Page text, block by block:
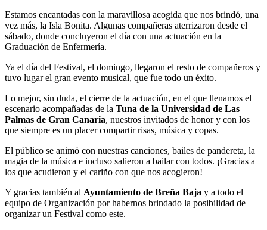
Estamos encantadas con la maravillosa acogida que nos brindó, una
vez más, la Isla Bonita. Algunas compañeras aterrizaron desde el
sábado, donde concluyeron el día con una actuación en la
Graduación de Enfermería.
Ya el día del Festival, el domingo, llegaron el resto de compañeros y
tuvo lugar el gran evento musical, que fue todo un éxito.
Lo mejor, sin duda, el cierre de la actuación, en el que llenamos el
escenario acompañadas de la Tuna de la Universidad de Las
Palmas de Gran Canaria, nuestros invitados de honor y con los
que siempre es un placer compartir risas, música y copas.
El público se animó con nuestras canciones, bailes de pandereta, la
magia de la música e incluso salieron a bailar con todos. ¡Gracias a
los que acudieron y el cariño con que nos acogieron!
Y gracias también al Ayuntamiento de Breña Baja y a todo el
equipo de Organización por habernos brindado la posibilidad de
organizar un Festival como este.